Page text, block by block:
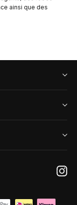
ainsi que des